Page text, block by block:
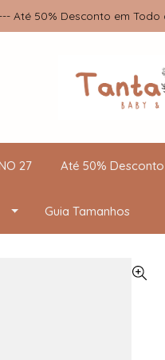
--- Até 50% Desconto em Todo
27 Até 50% Desconto
Guia Tamanhos